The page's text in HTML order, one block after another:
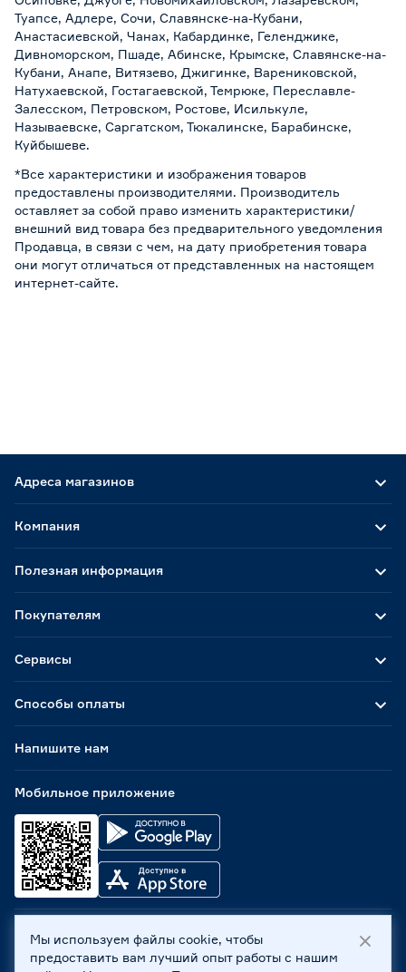
Туапсе, Адлере, Сочи, Славянске-на-Кубани,
Анастасиевской, Чанах, Кабардинке, Геленджике,
Дивноморском, Пшаде, Абинске, Крымске, Славянске-на-
Кубани, Анапе, Витязево, Джигинке, Варениковской,
Натухаевской, Гостагаевской, Темрюке, Переславле-
Залесском, Петровском, Ростове, Исилькуле,
Называевске, Саргатском, Тюкалинске, Барабинске,
Куйбышеве.
*Все характеристики и изображения товаров
предоставлены производителями. Производитель
оставляет за собой право изменить характеристики/
внешний вид товара без предварительного уведомления
Продавца, в связи с чем, на дату приобретения товара
они могут отличаться от представленных на настоящем
интернет-сайте.
Адреса магазинов
Способы оплаты
Мобильное приложение
Компания
Полезная информация
Покупателям
Сервисы
Напишите нам
ООО «Бауцентр Рус» 2004 -2026, 236029, г. Калининград,
ул. А.Невского, 205. ИНН 7702596813, КПП 390601001 ©
Мы используем файлы cookie, чтобы
предоставить вам лучший опыт работы с нашим